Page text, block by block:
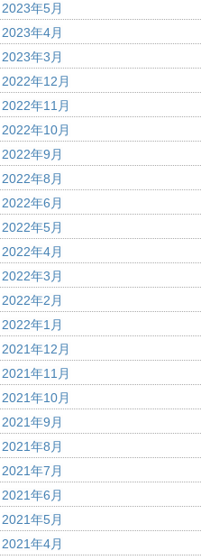
2023年5月
2023年4月
2023年3月
2022年12月
2022年11月
2022年10月
2022年9月
2022年8月
2022年6月
2022年5月
2022年4月
2022年3月
2022年2月
2022年1月
2021年12月
2021年11月
2021年10月
2021年9月
2021年8月
2021年7月
2021年6月
2021年5月
2021年4月